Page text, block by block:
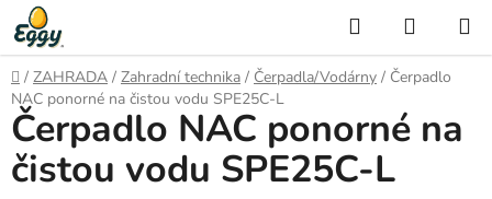
Přejít
na
obsah
Hledat
KOŠÍK
Domů
/ ZAHRADA / Zahradní technika / Čerpadla/Vodárny / Čerpadlo
NAC ponorné na čistou vodu SPE25C-L
Čerpadlo NAC ponorné na
čistou vodu SPE25C-L